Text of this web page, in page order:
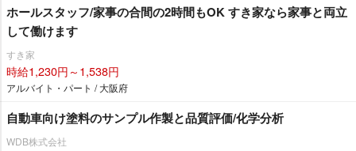
ホールスタッフ/家事の合間の2時間もOK すき家なら家事と両立
して働けます
すき家
時給1,230円～1,538円
アルバイト・パート / 大阪府
自動車向け塗料のサンプル作製と品質評価/化学分析
WDB株式会社